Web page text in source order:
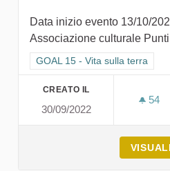
Data inizio evento 13/10/
Associazione culturale
Filtra i risultati per categoria:
GOAL 15 - Vita sulla terra
CREATO IL
30/09/2022
54